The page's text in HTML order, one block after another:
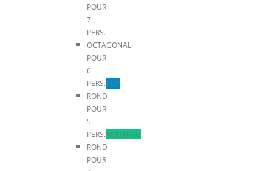
POUR
7
PERS.
OCTAGONAL
POUR
6
PERS.TOP
ROND
POUR
5
PERS.NOUVEAU
ROND
POUR